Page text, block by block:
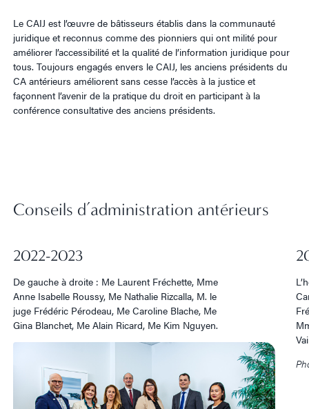
Le CAIJ est l’œuvre de bâtisseurs établis dans la communauté
juridique et reconnus comme des pionniers qui ont milité pour
améliorer l’accessibilité et la qualité de l’information juridique pour
tous. Toujours engagés envers le CAIJ, les anciens présidents du
CA antérieurs améliorent sans cesse l’accès à la justice et
façonnent l’avenir de la pratique du droit en participant à la
conférence consultative des anciens présidents.
Conseils d’administration antérieurs
2022-2023
De gauche à droite : Me Laurent Fréchette, Mme
Anne Isabelle Roussy, Me Nathalie Rizcalla, M. le
juge Frédéric Pérodeau, Me Caroline Blache, Me
Gina Blanchet, Me Alain Ricard, Me Kim Nguyen.